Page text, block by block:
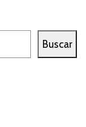
Buscar